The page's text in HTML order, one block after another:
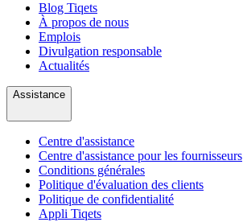
Blog Tiqets
À propos de nous
Emplois
Divulgation responsable
Actualités
Assistance
Centre d'assistance
Centre d'assistance pour les fournisseurs
Conditions générales
Politique d'évaluation des clients
Politique de confidentialité
Appli Tiqets